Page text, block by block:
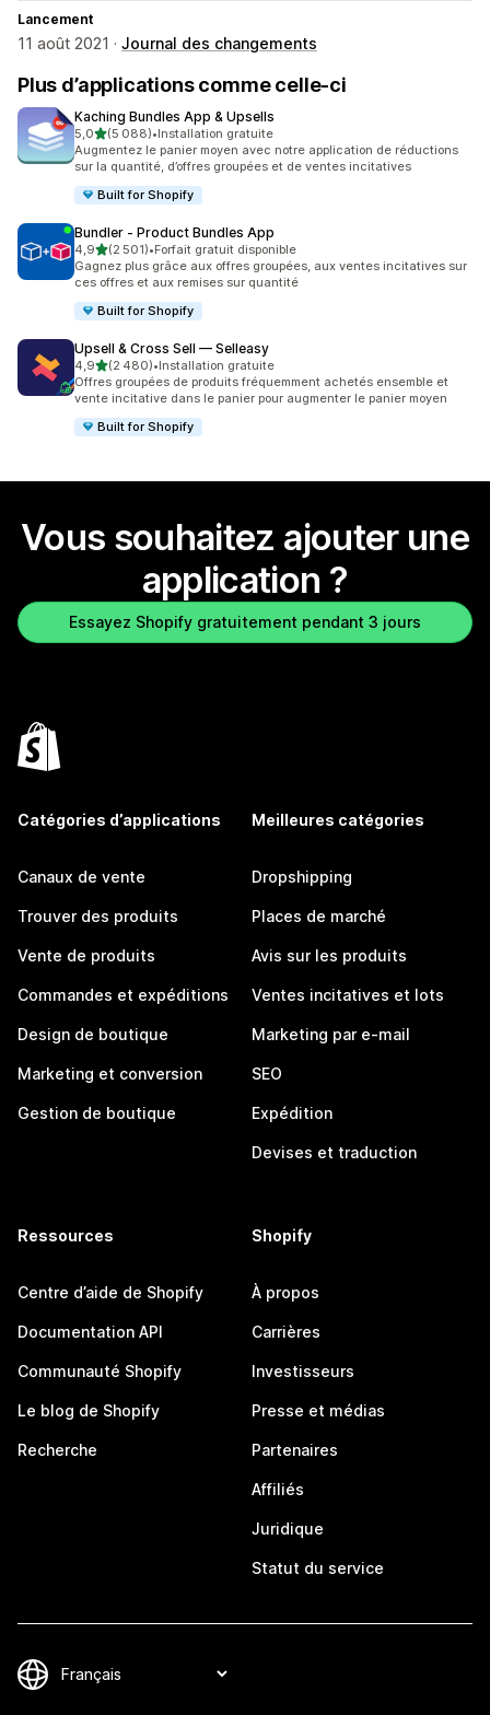
Lancement
11 août 2021 · Journal des changements
Plus d’applications comme celle-ci
Kaching Bundles App & Upsells
5,0étoile(s) sur 5
(5 088)
5088 avis au total
•Installation gratuite
Augmentez le panier moyen avec notre application de réductions
sur la quantité, d’offres groupées et de ventes incitatives
Built for Shopify
Bundler ‑ Product Bundles App
4,9étoile(s) sur 5
(2 501)
2501 avis au total
•Forfait gratuit disponible
Gagnez plus grâce aux offres groupées, aux ventes incitatives sur
ces offres et aux remises sur quantité
Built for Shopify
Upsell & Cross Sell — Selleasy
4,9étoile(s) sur 5
(2 480)
2480 avis au total
•Installation gratuite
Offres groupées de produits fréquemment achetés ensemble et
vente incitative dans le panier pour augmenter le panier moyen
Built for Shopify
Vous souhaitez ajouter une
application ?
Essayez Shopify gratuitement pendant 3 jours
Catégories d’applications
Canaux de vente
Trouver des produits
Vente de produits
Commandes et expéditions
Design de boutique
Marketing et conversion
Gestion de boutique
Meilleures catégories
Dropshipping
Places de marché
Avis sur les produits
Ventes incitatives et lots
Marketing par e-mail
SEO
Expédition
Devises et traduction
Ressources
Centre d’aide de Shopify
Documentation API
Communauté Shopify
Le blog de Shopify
Recherche
Shopify
À propos
Carrières
Investisseurs
Presse et médias
Partenaires
Affiliés
Juridique
Statut du service